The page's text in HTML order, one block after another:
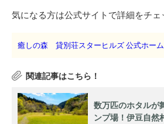
気になる方は公式サイトで詳細をチェ
癒しの森 貸別荘スターヒルズ 公式ホー
数万匹のホタルが
ンプ場！伊豆自然